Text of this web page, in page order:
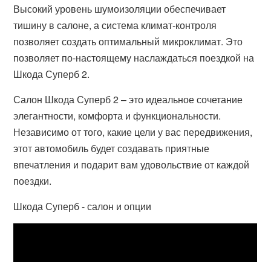
Высокий уровень шумоизоляции обеспечивает
тишину в салоне, а система климат-контроля
позволяет создать оптимальный микроклимат. Это
позволяет по-настоящему наслаждаться поездкой на
Шкода Суперб 2.
Салон Шкода Суперб 2 – это идеальное сочетание
элегантности, комфорта и функциональности.
Независимо от того, какие цели у вас передвижения,
этот автомобиль будет создавать приятные
впечатления и подарит вам удовольствие от каждой
поездки.
Шкода Суперб - салон и опции